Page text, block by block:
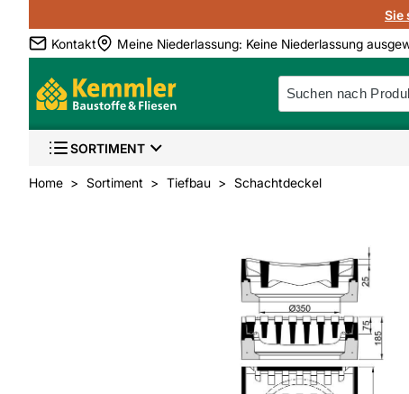
Sie
Kontakt
Meine Niederlassung: Keine Niederlassung
SORTIMENT
Home Sortiment Tiefbau Schachtdeckel